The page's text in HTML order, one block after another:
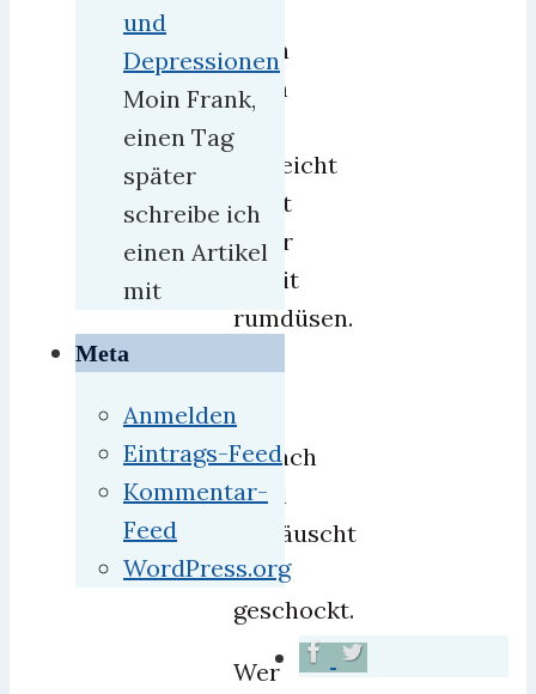
dann
kann
sie
vielleicht
nicht
mehr
damit
rumdüsen.
Ich
bin
einfach
total
enttäuscht
und
geschockt.
Wer
und
Depressionen
Moin Frank,
einen Tag
später
schreibe ich
einen Artikel
mit
Meta
Anmelden
Eintrags-Feed
Kommentar-
Feed
WordPress.org